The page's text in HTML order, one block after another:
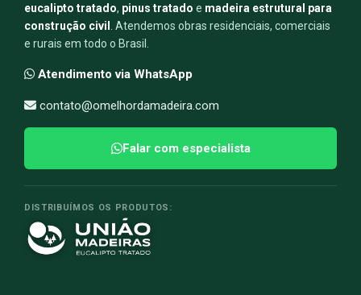
eucalipto tratado, pinus tratado e madeira estrutural para
construção civil . Atendemos obras residenciais, comerciais
e rurais em todo o Brasil.
Atendimento via WhatsApp
contato@omelhordamadeira.com
Falar com especialista
DISTRIBUÍMOS OS PRODUTOS: